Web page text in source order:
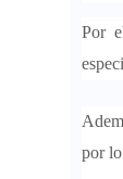
Por
por